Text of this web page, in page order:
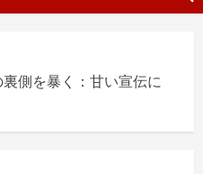
側を暴く：甘い宣伝に